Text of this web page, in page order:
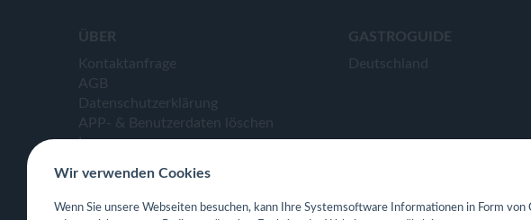
ÜBER
Kontaktanfrage
AGB
Datenschutzerklärung
APP- & Benutzerdaten löschen
Impressum
GASTROGUIDE
Deutschland
Wir verwenden Cookies
Wenn Sie unsere Webseiten besuchen, kann Ihre Systemsoftware Informationen in Form